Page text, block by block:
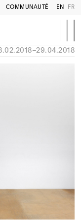
COMMUNAUTÉ EN FR